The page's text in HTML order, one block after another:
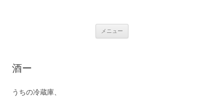
メニュー
酒ー
うちの冷蔵庫、